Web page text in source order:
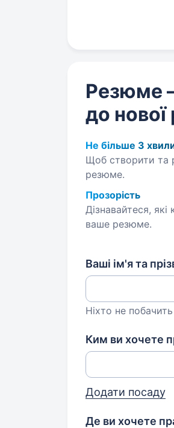
Резюме
до нової
Не більше 3
Щоб створити та
резюме.
Прозорість
Дізнавайтеся, які
ваше резюме.
Ваші ім'я та
Ніхто не
Ким ви хочете
Додати посаду
Де ви хочете